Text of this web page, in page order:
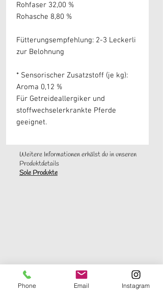
Rohfaser 32,00 %
Rohasche 8,80 %
Fütterungsempfehlung: 2-3 Leckerli
zur Belohnung
* Sensorischer Zusatzstoff (je kg):
Aroma 0,12 %
Für Getreideallergiker und
stoffwechselerkrankte Pferde
geeignet.
Weitere Informationen erhälst du in unseren
Produktdetails
Sole Produkte
Phone Email Instagram